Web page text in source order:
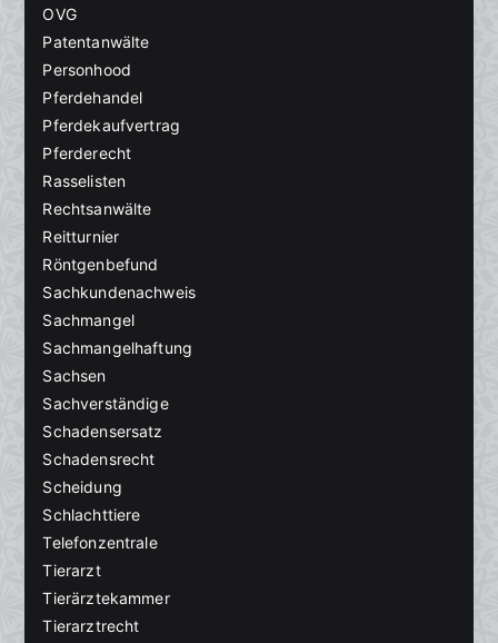
OVG
Patentanwälte
Personhood
Pferdehandel
Pferdekaufvertrag
Pferderecht
Rasselisten
Rechtsanwälte
Reitturnier
Röntgenbefund
Sachkundenachweis
Sachmangel
Sachmangelhaftung
Sachsen
Sachverständige
Schadensersatz
Schadensrecht
Scheidung
Schlachttiere
Telefonzentrale
Tierarzt
Tierärztekammer
Tierarztrecht